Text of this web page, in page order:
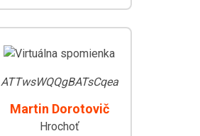
ATTwsWQQgBATsCqea
Martin Dorotovič
Hrochoť